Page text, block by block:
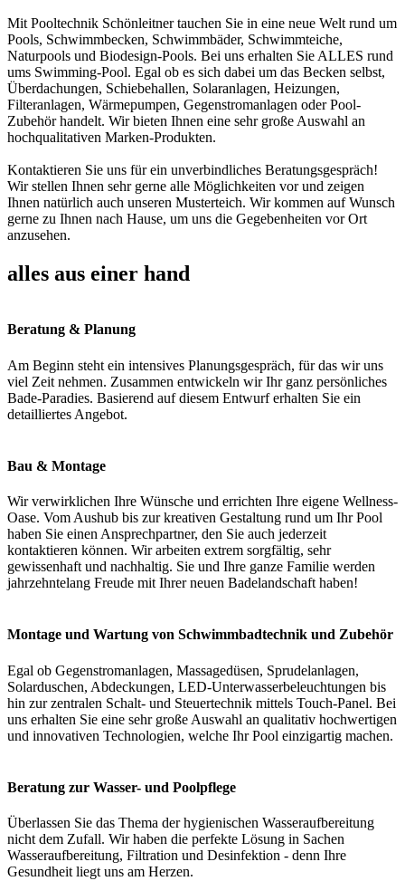
Mit Pooltechnik Schönleitner tauchen Sie in eine neue Welt rund um
Pools, Schwimmbecken, Schwimmbäder, Schwimmteiche,
Naturpools und Biodesign-Pools. Bei uns erhalten Sie ALLES rund
ums Swimming-Pool. Egal ob es sich dabei um das Becken selbst,
Überdachungen, Schiebehallen, Solaranlagen, Heizungen,
Filteranlagen, Wärmepumpen, Gegenstromanlagen oder Pool-
Zubehör handelt. Wir bieten Ihnen eine sehr große Auswahl an
hochqualitativen Marken-Produkten.
Kontaktieren Sie uns für ein unverbindliches Beratungsgespräch!
Wir stellen Ihnen sehr gerne alle Möglichkeiten vor und zeigen
Ihnen natürlich auch unseren Musterteich. Wir kommen auf Wunsch
gerne zu Ihnen nach Hause, um uns die Gegebenheiten vor Ort
anzusehen.
alles aus einer hand
Beratung & Planung
Am Beginn steht ein intensives Planungsgespräch, für das wir uns
viel Zeit nehmen. Zusammen entwickeln wir Ihr ganz persönliches
Bade-Paradies. Basierend auf diesem Entwurf erhalten Sie ein
detailliertes Angebot.
Bau & Montage
Wir verwirklichen Ihre Wünsche und errichten Ihre eigene Wellness-
Oase. Vom Aushub bis zur kreativen Gestaltung rund um Ihr Pool
haben Sie einen Ansprechpartner, den Sie auch jederzeit
kontaktieren können. Wir arbeiten extrem sorgfältig, sehr
gewissenhaft und nachhaltig. Sie und Ihre ganze Familie werden
jahrzehntelang Freude mit Ihrer neuen Badelandschaft haben!
Montage und Wartung von Schwimmbadtechnik und Zubehör
Egal ob Gegenstromanlagen, Massagedüsen, Sprudelanlagen,
Solarduschen, Abdeckungen, LED-Unterwasserbeleuchtungen bis
hin zur zentralen Schalt- und Steuertechnik mittels Touch-Panel. Bei
uns erhalten Sie eine sehr große Auswahl an qualitativ hochwertigen
und innovativen Technologien, welche Ihr Pool einzigartig machen.
Beratung zur Wasser- und Poolpflege
Überlassen Sie das Thema der hygienischen Wasseraufbereitung
nicht dem Zufall. Wir haben die perfekte Lösung in Sachen
Wasseraufbereitung, Filtration und Desinfektion - denn Ihre
Gesundheit liegt uns am Herzen.